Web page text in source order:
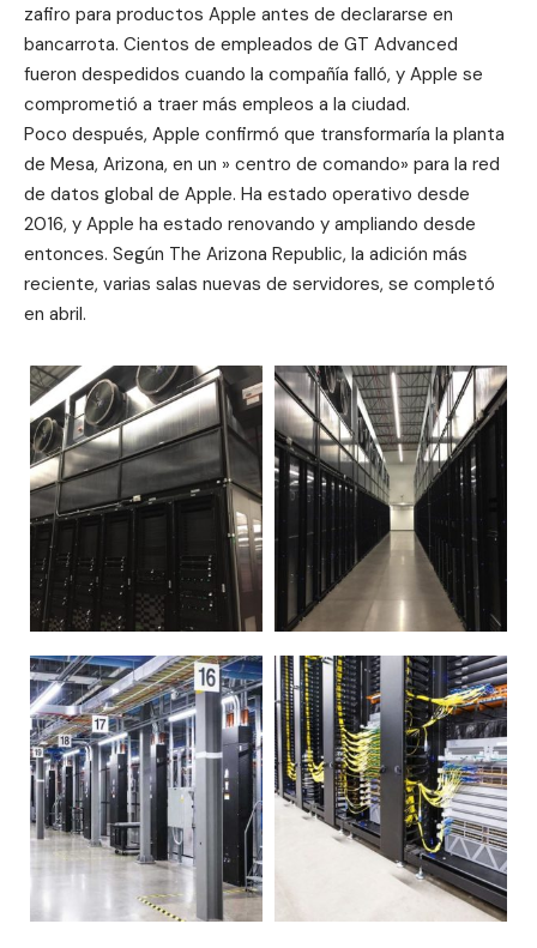
zafiro para productos Apple antes de declararse en
bancarrota. Cientos de empleados de GT Advanced
fueron despedidos cuando la compañía falló, y Apple se
comprometió a traer más empleos a la ciudad.
Poco después, Apple confirmó que transformaría la planta
de Mesa, Arizona, en un » centro de comando» para la red
de datos global de Apple. Ha estado operativo desde
2016, y Apple ha estado renovando y ampliando desde
entonces. Según The Arizona Republic, la adición más
reciente, varias salas nuevas de servidores, se completó
en abril.